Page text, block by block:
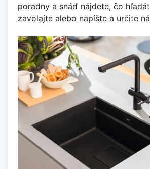
poradny a snáď nájdete, čo
zavolajte alebo napíšte a určite